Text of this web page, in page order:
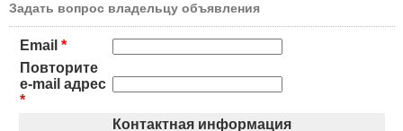
Задать вопрос владельцу объявления
Email *
Повторите
e-mail адрес
*
Контактная информация